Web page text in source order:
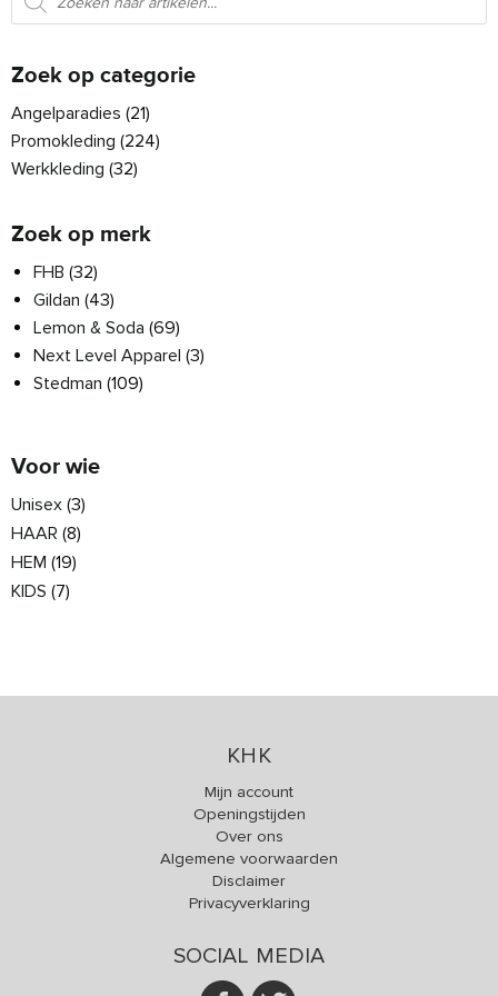
Zoek op categorie
Angelparadies (21)
Promokleding (224)
Werkkleding (32)
Zoek op merk
FHB (32)
Gildan (43)
Lemon & Soda (69)
Next Level Apparel (3)
Stedman (109)
Voor wie
Unisex (3)
HAAR (8)
HEM (19)
KIDS (7)
KHK
Mijn account
Openingstijden
Over ons
Algemene voorwaarden
Disclaimer
Privacyverklaring
SOCIAL MEDIA